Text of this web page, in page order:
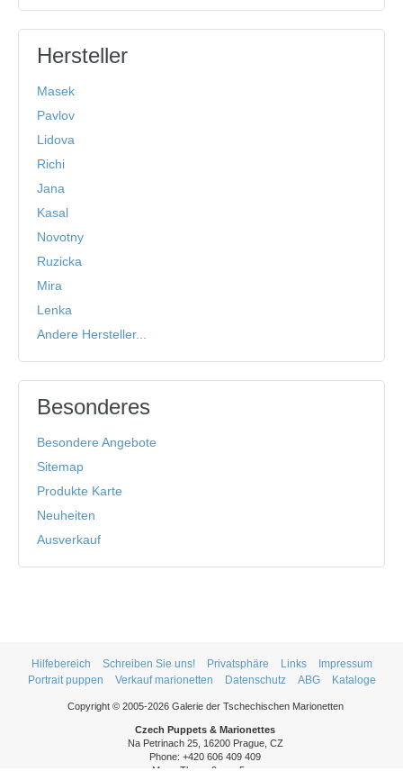
Hersteller
Masek
Pavlov
Lidova
Richi
Jana
Kasal
Novotny
Ruzicka
Mira
Lenka
Andere Hersteller...
Besonderes
Besondere Angebote
Sitemap
Produkte Karte
Neuheiten
Ausverkauf
Hilfebereich Schreiben Sie uns! Privatsphäre Links
Impressum
Portrait puppen
Verkauf marionetten Datenschutz ABG Kataloge
Copyright © 2005-2026 Galerie der Tschechischen Marionetten
Czech Puppets & Marionettes
Na Petrinach 25, 16200 Prague, CZ
Phone: +420 606 409 409